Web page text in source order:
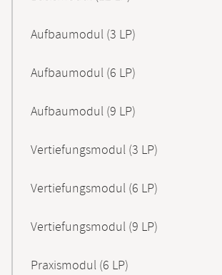
Aufbaumodul (3 LP)
Aufbaumodul (6 LP)
Aufbaumodul (9 LP)
Vertiefungsmodul (3 LP)
Vertiefungsmodul (6 LP)
Vertiefungsmodul (9 LP)
Praxismodul (6 LP)